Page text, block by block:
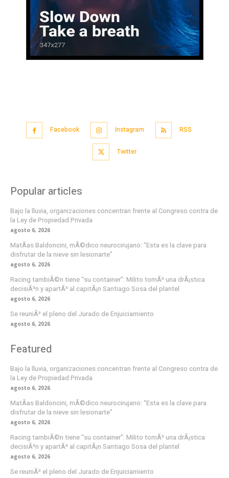
Facebook Instagram RSS
Twitter
Popular articles
Bajo la lluvia, organizaciones concentran frente al Congreso contra de
la Ley de Propiedad Privada
agosto 6, 2026
MatÃ­as Baldoncini, mÃ©dico neurocirujano: “Esta es la clave para
disfrutar de la nieve sin lesionarte”
agosto 6, 2026
Racing tambiÃ©n tiene “su container”: Milito tomÃ³ una drÃ¡stica
decisiÃ³n y apartÃ³ al capitÃ¡n Santiago Sosa del plantel
agosto 6, 2026
Se reuniÃ³ el pleno del Jurado de Enjuiciamiento
agosto 6, 2026
Featured
Bajo la lluvia, organizaciones concentran frente al Congreso contra de
la Ley de Propiedad Privada
agosto 6, 2026
MatÃ­as Baldoncini, mÃ©dico neurocirujano: “Esta es la clave para
disfrutar de la nieve sin lesionarte”
agosto 6, 2026
Racing tambiÃ©n tiene “su container”: Milito tomÃ³ una drÃ¡stica
decisiÃ³n y apartÃ³ al capitÃ¡n Santiago Sosa del plantel
agosto 6, 2026
Se reuniÃ³ el pleno del Jurado de Enjuiciamiento